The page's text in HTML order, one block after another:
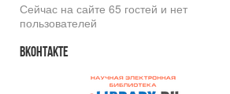
Сейчас на сайте 65 гостей и нет
пользователей
Вконтакте